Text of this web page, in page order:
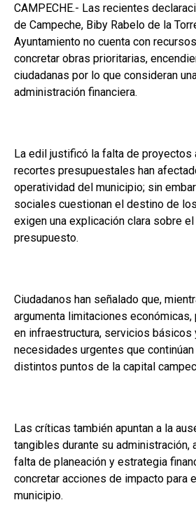
CAMPECHE.- Las recientes
de Campeche, Biby Rabelo de la
Ayuntamiento no cuenta con
concretar obras prioritarias,
ciudadanas por lo que consideran
administración financiera.
La edil justificó la falta de proyectos
recortes presupuestales han
operatividad del municipio; sin
sociales cuestionan el destino de
exigen una explicación clara sobre
presupuesto.
Ciudadanos han señalado que,
argumenta limitaciones
en infraestructura, servicios básicos
necesidades urgentes que
distintos puntos de la capital
Las críticas también apuntan a la
tangibles durante su administración,
falta de planeación y estrategia
concretar acciones de impacto para
municipio.